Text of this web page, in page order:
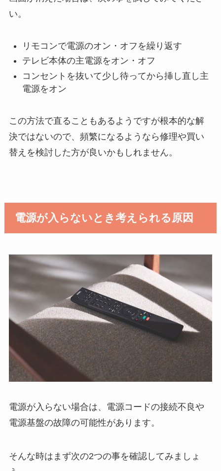
い。
リモコンで電源のオン・オフを繰り返す
テレビ本体の主電源をオン・オフ
コンセントを抜いて少し待ってから挿し直し主
電源をオン
この方法で直ることもあるようですが根本的な解
決ではないので、頻繁になるようなら修理や買い
替えを検討した方が良いかもしれません。
電源が入らないとき考えられる原因
電源が入らない場合は、電源コードの接続不良や
電源基盤の故障の可能性があります。
そんな時はまず次の2つの事を確認してみましょ